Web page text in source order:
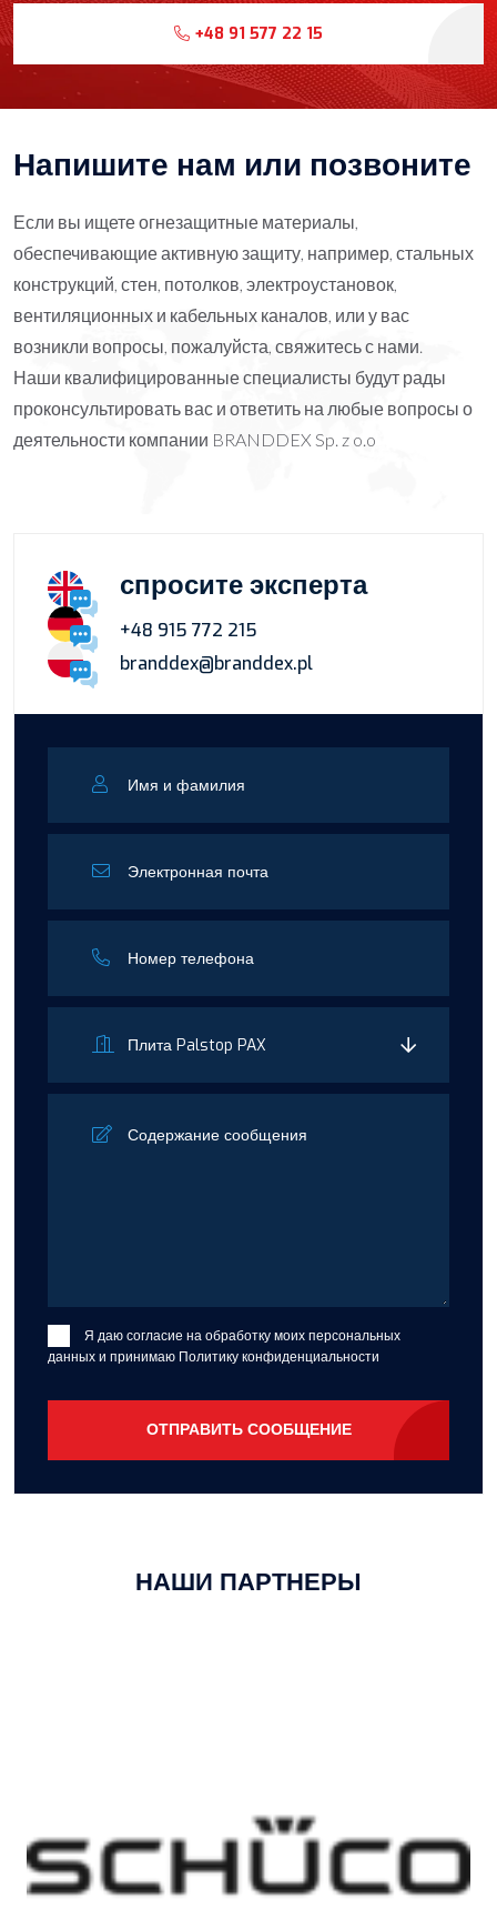
+48 91 577 22 15
Напишите нам или позвоните
Если вы ищете огнезащитные материалы,
обеспечивающие активную защиту, например, стальных
конструкций, стен, потолков, электроустановок,
вентиляционных и кабельных каналов, или у вас
возникли вопросы, пожалуйста, свяжитесь с нами.
Наши квалифицированные специалисты будут рады
проконсультировать вас и ответить на любые вопросы о
деятельности компании BRANDDEX Sp. z o.o
спросите эксперта
+48 915 772 215
branddex@branddex.pl
Я даю согласие на обработку моих персональных
данных и принимаю Политику конфиденциальности
ОТПРАВИТЬ СООБЩЕНИЕ
НАШИ ПАРТНЕРЫ